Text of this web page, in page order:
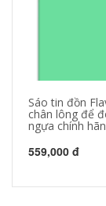
Sáo tin đồn
chân lông để
ngựa chính
559,000 đ